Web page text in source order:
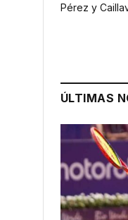
Pérez y
ÚLTIMAS